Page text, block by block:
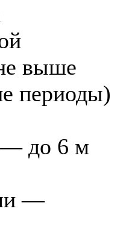
выше
периоды)
— до 6 м
—